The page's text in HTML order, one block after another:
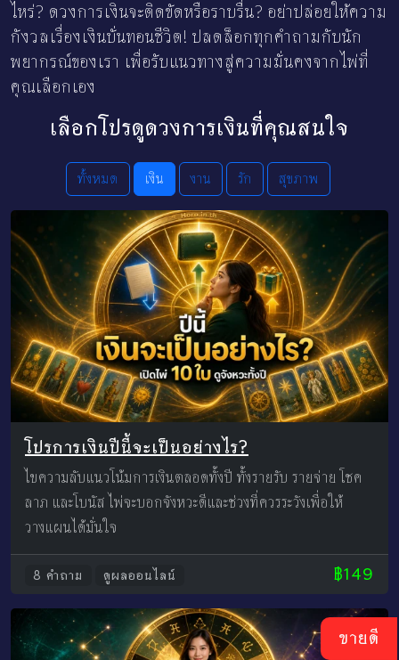
ไหร่? ดวงการเงินจะติดขัดหรือราบรื่น? อย่าปล่อยให้ความ
กังวลเรื่องเงินบั่นทอนชีวิต! ปลดล็อกทุกคำถามกับนัก
พยากรณ์ของเรา เพื่อรับแนวทางสู่ความมั่นคงจากไพ่ที่
คุณเลือกเอง
เลือกโปรดูดวงการเงินที่คุณสนใจ
ทั้งหมด เงิน งาน รัก สุขภาพ
โปรการเงินปีนี้จะเป็นอย่างไร?
ไขความลับแนวโน้มการเงินตลอดทั้งปี ทั้งรายรับ รายจ่าย โชค
ลาภ และโบนัส ไพ่จะบอกจังหวะดีและช่วงที่ควรระวังเพื่อให้
วางแผนได้มั่นใจ
8 คำถาม ดูผลออนไลน์ ฿149
ขายดี